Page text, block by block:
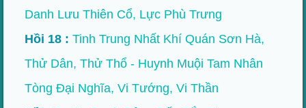
Danh Lưu Thiên Cổ, Lực Phù Trưng
Hồi 18 : Tinh Trung Nhất Khí Quán Sơn Hà,
Thử Dân, Thử Thổ - Huynh Muội Tam Nhân
Tòng Đại Nghĩa, Vi Tướng, Vi Thần